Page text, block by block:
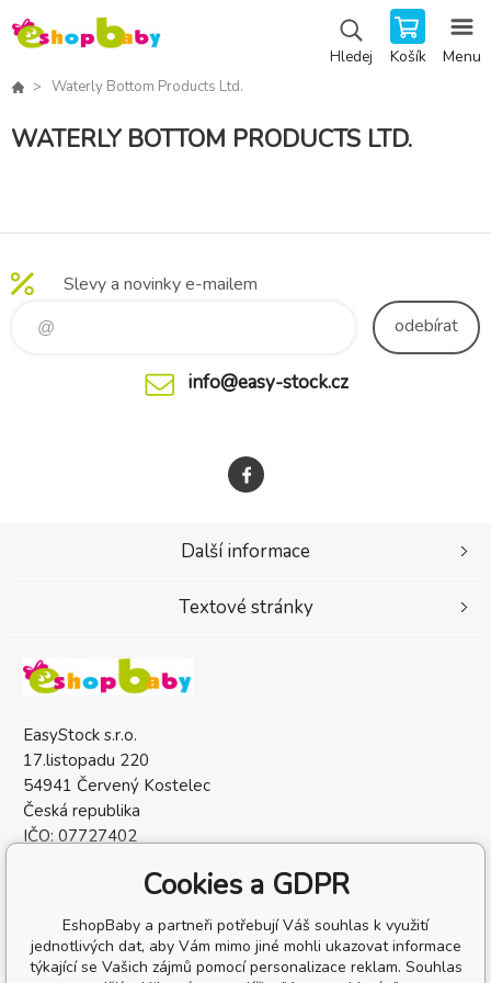
Hledej Košík Menu
Waterly Bottom Products Ltd.
WATERLY BOTTOM PRODUCTS LTD.
Slevy a novinky e-mailem
odebírat
info@easy-stock.cz
EasyStock s.r.o.
17.listopadu 220
54941 Červený Kostelec
Česká republika
IČO: 07727402
Další informace
Textové stránky
Cookies a GDPR
EshopBaby a partneři potřebují Váš souhlas k využití
jednotlivých dat, aby Vám mimo jiné mohli ukazovat informace
týkající se Vašich zájmů pomocí personalizace reklam. Souhlas